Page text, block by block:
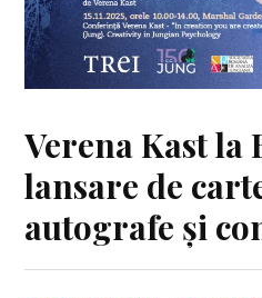
Verena Kast la
lansare de
autografe și